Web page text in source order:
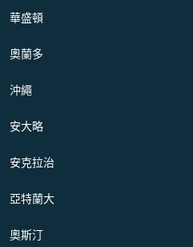
華盛頓
奧蘭多
沖繩
安大略
安克拉治
亞特蘭大
奧斯汀